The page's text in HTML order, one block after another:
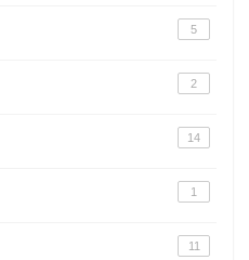
5
2
14
1
11